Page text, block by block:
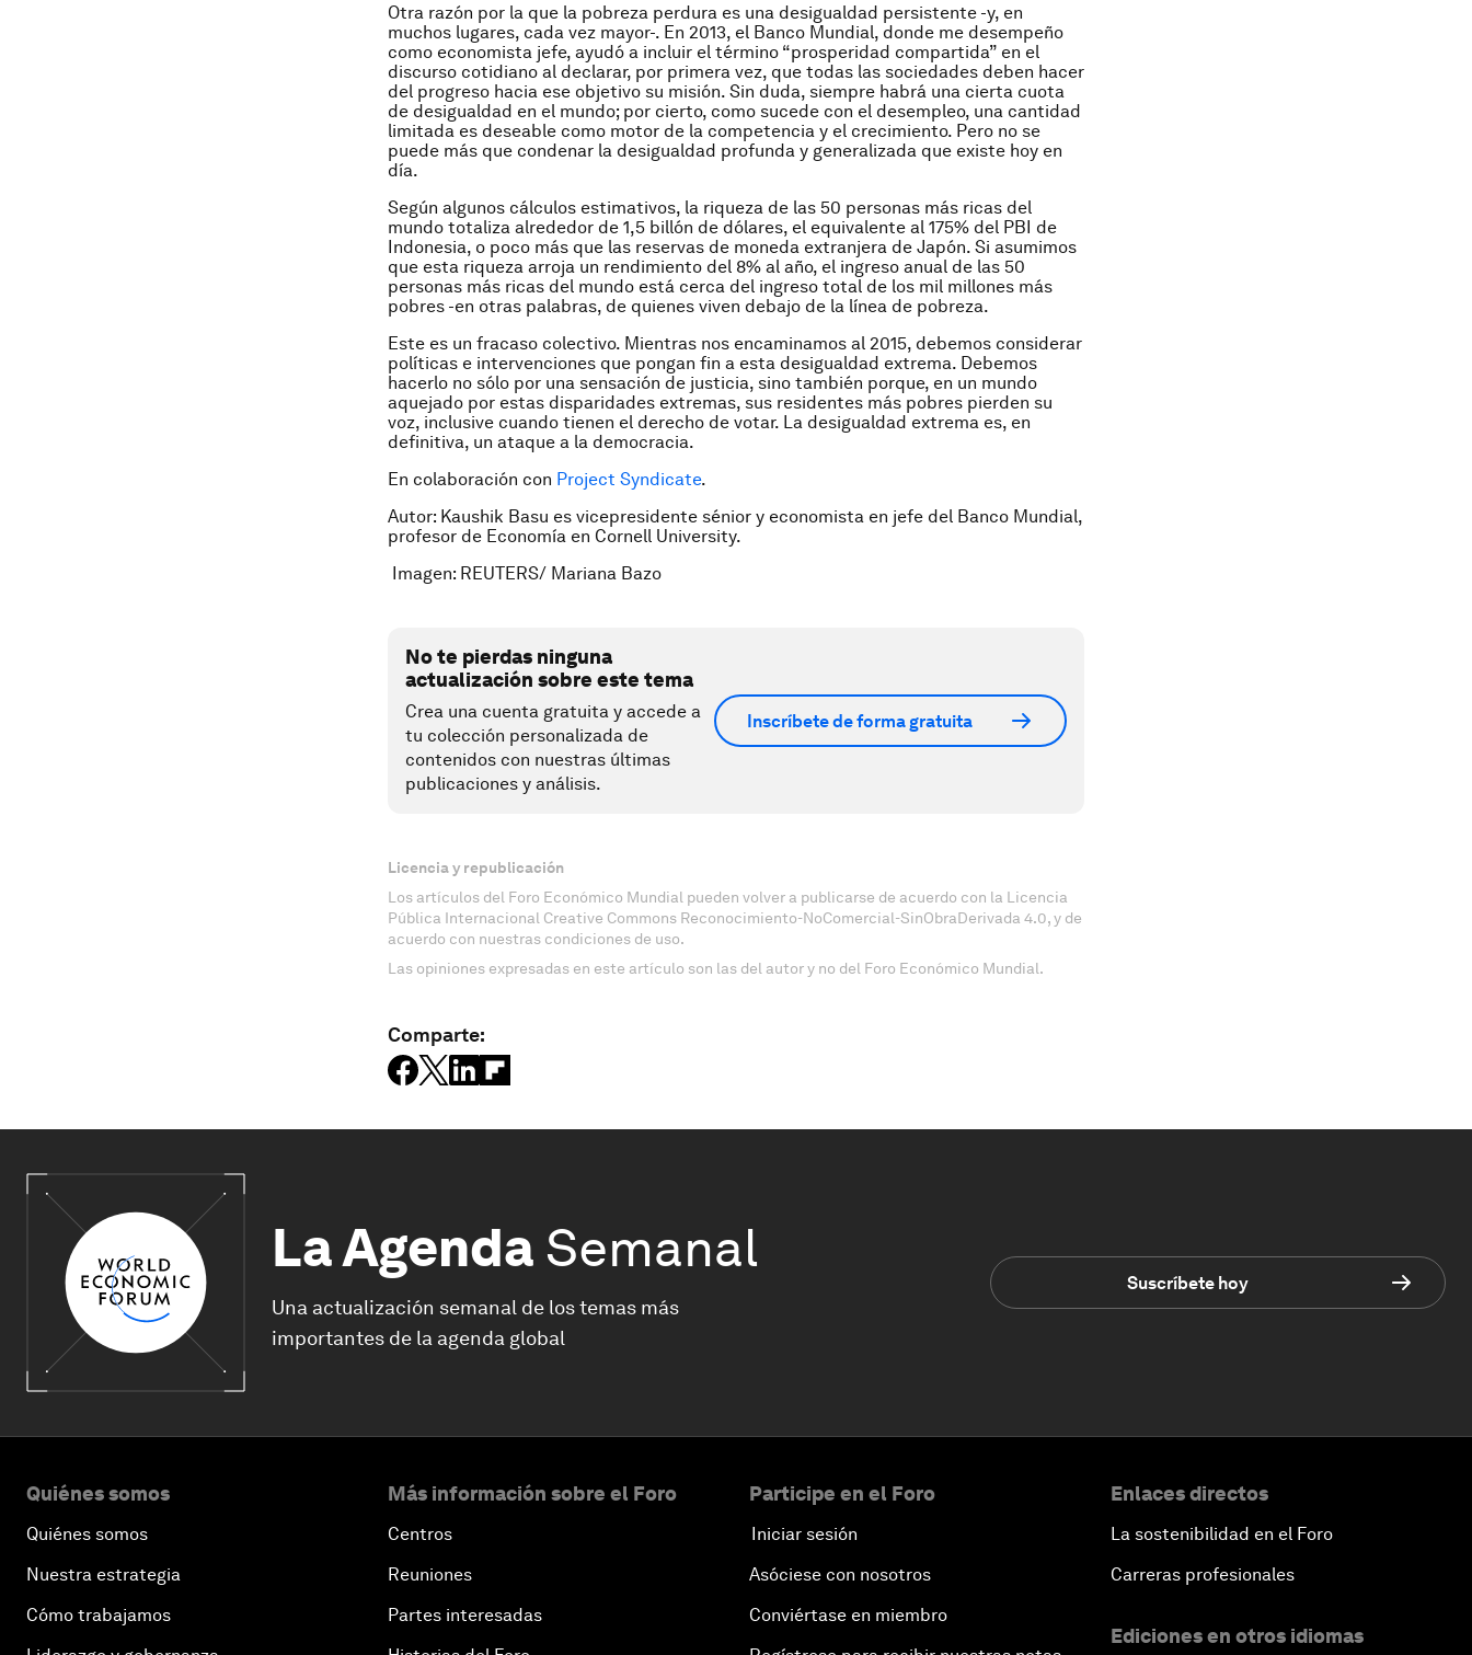
Otra razón por la que la pobreza perdura es una desigualdad persistente -y, en
muchos lugares, cada vez mayor-. En 2013, el Banco Mundial, donde me desempeño
como economista jefe, ayudó a incluir el término “prosperidad compartida” en el
discurso cotidiano al declarar, por primera vez, que todas las sociedades deben hacer
del progreso hacia ese objetivo su misión. Sin duda, siempre habrá una cierta cuota
de desigualdad en el mundo; por cierto, como sucede con el desempleo, una cantidad
limitada es deseable como motor de la competencia y el crecimiento. Pero no se
puede más que condenar la desigualdad profunda y generalizada que existe hoy en
día.
Según algunos cálculos estimativos, la riqueza de las 50 personas más ricas del
mundo totaliza alrededor de 1,5 billón de dólares, el equivalente al 175% del PBI de
Indonesia, o poco más que las reservas de moneda extranjera de Japón. Si asumimos
que esta riqueza arroja un rendimiento del 8% al año, el ingreso anual de las 50
personas más ricas del mundo está cerca del ingreso total de los mil millones más
pobres -en otras palabras, de quienes viven debajo de la línea de pobreza.
Este es un fracaso colectivo. Mientras nos encaminamos al 2015, debemos considerar
políticas e intervenciones que pongan fin a esta desigualdad extrema. Debemos
hacerlo no sólo por una sensación de justicia, sino también porque, en un mundo
aquejado por estas disparidades extremas, sus residentes más pobres pierden su
voz, inclusive cuando tienen el derecho de votar. La desigualdad extrema es, en
definitiva, un ataque a la democracia.
En colaboración con Project Syndicate.
Autor: Kaushik Basu es vicepresidente sénior y economista en jefe del Banco Mundial,
profesor de Economía en Cornell University.
Imagen: REUTERS/ Mariana Bazo
No te pierdas ninguna
actualización sobre este tema
Crea una cuenta gratuita y accede a
tu colección personalizada de
contenidos con nuestras últimas
publicaciones y análisis.
Inscríbete de forma gratuita
Licencia y republicación
Los artículos del Foro Económico Mundial pueden volver a publicarse de acuerdo con la Licencia
Pública Internacional Creative Commons Reconocimiento-NoComercial-SinObraDerivada 4.0, y de
acuerdo con nuestras condiciones de uso.
Las opiniones expresadas en este artículo son las del autor y no del Foro Económico Mundial.
Comparte:
La Agenda Semanal
Una actualización semanal de los temas más
importantes de la agenda global
Suscríbete hoy
Quiénes somos
Quiénes somos
Nuestra estrategia
Cómo trabajamos
Más información sobre el Foro
Centros
Reuniones
Partes interesadas
Participe en el Foro
Iniciar sesión
Asóciese con nosotros
Conviértase en miembro
Enlaces directos
La sostenibilidad en el Foro
Carreras profesionales
Ediciones en otros idiomas